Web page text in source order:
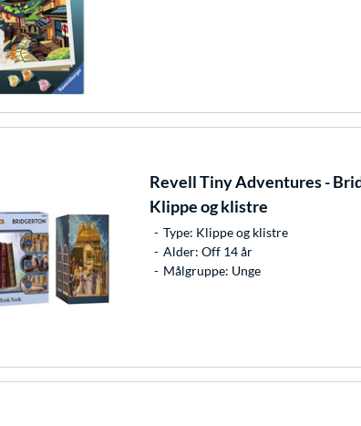
RevellTiny Adventures -
Klippe og klistre
Type: Klippe og klistre
Alder: Off 14 år
Målgruppe: Unge